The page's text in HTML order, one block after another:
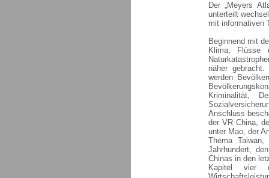
Der „Meyers
unterteilt
mit informativen
Beginnend mit
Klima, Flüsse
näher
werden
Kriminalität,
Anschluss
der VR China,
unter Mao, der
Thema
Jahrhundert,
Chinas in den
Kapitel vier